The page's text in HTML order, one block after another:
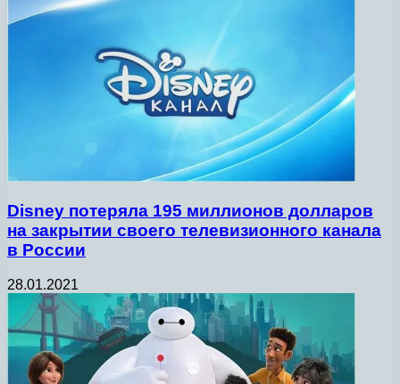
Disney потеряла 195 миллионов долларов
на закрытии своего телевизионного канала
в России
28.01.2021